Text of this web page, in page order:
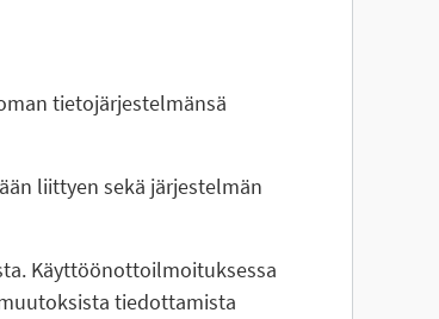
tietojärjestelmänsä
liittyen sekä järjestelmän
Käyttöönottoilmoituksessa
tiedottamista